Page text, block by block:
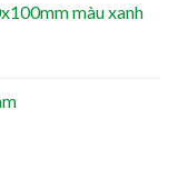
màu xanh